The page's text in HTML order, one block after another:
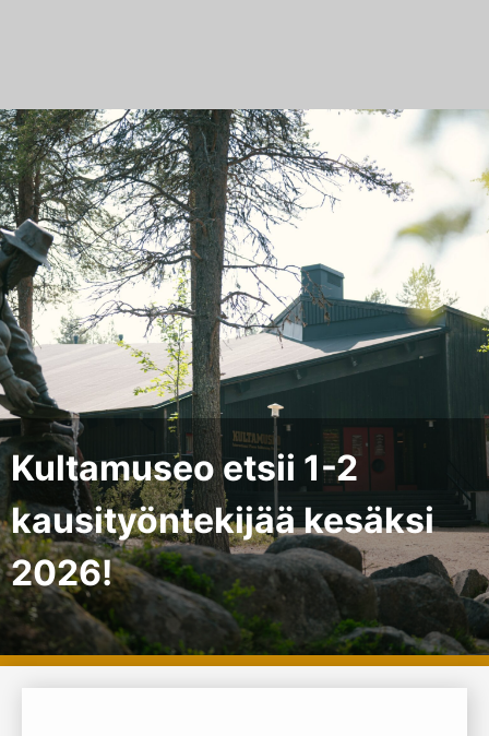
Skip
to
content
Kultamuseo etsii 1-2
kausityöntekijää kesäksi
2026!